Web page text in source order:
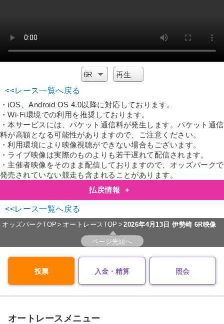
<<レース一覧へ戻る
・iOS、Android OS 4.0以降に対応しております。
・Wi-Fi環境での利用を推奨しております。
・本サービスには、パケット通信料が発生します。パケット通信
料が高額となる可能性がありますので、ご注意ください。
・利用環境により映像視聴ができない場合もございます。
・ライブ映像は実際のものよりも若干遅れて配信されます。
・主催者映像をそのまま配信しておりますので、オッズパークで
発売されていない競走も含まれることがあります。
払戻情報
+
<<レース一覧へ戻る
オッズパークTOP オートレースTOP 2026年4月13日伊勢崎 6R映像
ページ先頭へ
投票 入金・精算 照会
オートレースメニュー